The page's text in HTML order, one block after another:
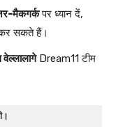
मैकगर्कपर ध्यान दें,
कर सकते हैं।
Dream11 टीम